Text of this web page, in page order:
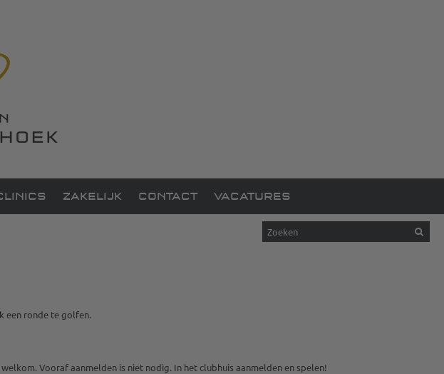
ZAKELIJK CONTACT VACATURES
een ronde te golfen.
Vooraf aanmelden is niet nodig. In het clubhuis aanmelden en spelen!